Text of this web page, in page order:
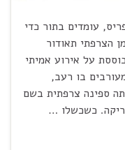
עומדים בתור כדי
הצרפתי תאודור
על אירוע אמיתי
300 שנה – שמעורבים בו רעב,
ומוות. . ב-2 ביולי 1816 עלתה ספינה צרפתית בשם
כשכשלו …